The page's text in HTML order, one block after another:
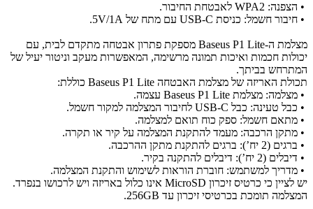
• הצפנה: WPA2 לאבטחת החיבור.
• חיבור חשמל: כניסת USB-C עם מתח של 5V/1A.
מצלמת ה-Baseus P1 Lite מספקת פתרון אבטחה מתקדם לבית, עם
יכולות חכמות ואיכות תמונה מרשימה, המאפשרות מעקב וניטור יעיל של
המתרחש בביתך.
תכולת האריזה של מצלמת האבטחה Baseus P1 Lite כוללת:
• מצלמה: מצלמת Baseus P1 Lite עצמה.
• כבל טעינה: כבל USB-C לחיבור המצלמה למקור חשמל.
• מתאם חשמל: ספק כוח תואם למצלמה.
• מתקן הרכבה: מעמד להתקנת המצלמה על קיר או תקרה.
• ברגים (2 יח’): ברגים להתקנת מתקן ההרכבה.
• דיבלים (2 יח’): דיבלים להתקנה בקיר.
• מדריך למשתמש: חוברת הוראות לשימוש והתקנת המצלמה.
יש לציין כי כרטיס זיכרון MicroSD אינו כלול באריזה ויש לרכושו בנפרד.
המצלמה תומכת בכרטיסי זיכרון עד 256GB.